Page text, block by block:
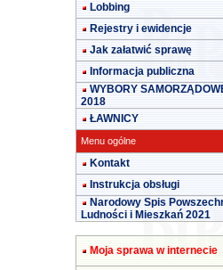
Lobbing
Rejestry i ewidencje
Jak załatwić sprawę
Informacja publiczna
WYBORY
2018
ŁAWNICY
Menu ogólne
Kontakt
Instrukcja obsługi
Narodowy Spis
Ludności i Mieszkań 2021
Moja sprawa w internecie